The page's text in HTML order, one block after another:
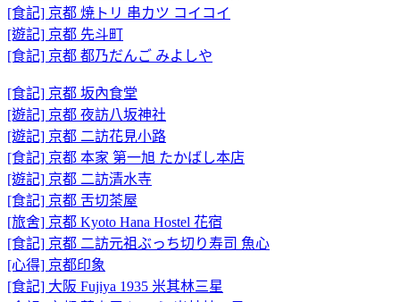
[食記] 京都 焼トリ 串カツ コイコイ
[遊記] 京都 先斗町
[食記] 京都 都乃だんご みよしや
[食記] 京都 坂內食堂
[遊記] 京都 夜訪八坂神社
[遊記] 京都 二訪花見小路
[食記] 京都 本家 第一旭 たかばし本店
[遊記] 京都 二訪清水寺
[食記] 京都 舌切茶屋
[旅舍] 京都 Kyoto Hana Hostel 花宿
[食記] 京都 二訪元祖ぶっち切り寿司 魚心
[心得] 京都印象
[食記] 大阪 Fujiya 1935 米其林三星